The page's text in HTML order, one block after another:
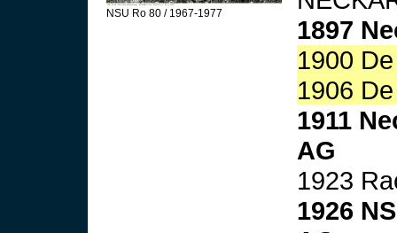
NSU Ro 80 / 1967-1977
1897
1900
1906
1911
AG
1923
1926